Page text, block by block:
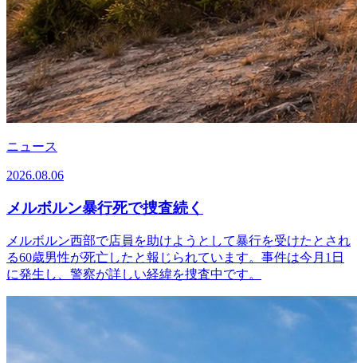
ニュース
2026.08.06
メルボルン暴行死で捜査続く
メルボルン西部で店員を助けようとして暴行を受けたとされ
る60歳男性が死亡したと報じられています。事件は今月1日
に発生し、警察が詳しい経緯を捜査中です。